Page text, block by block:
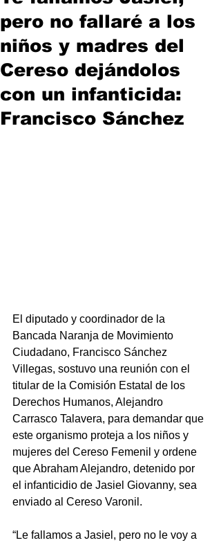
pero no fallaré a los
niños y madres del
Cereso dejándolos
con un infanticida:
Francisco Sánchez
El diputado y coordinador de la
Bancada Naranja de Movimiento
Ciudadano, Francisco Sánchez
Villegas, sostuvo una reunión con el
titular de la Comisión Estatal de los
Derechos Humanos, Alejandro
Carrasco Talavera, para demandar que
este organismo proteja a los niños y
mujeres del Cereso Femenil y ordene
que Abraham Alejandro, detenido por
el infanticidio de Jasiel Giovanny, sea
enviado al Cereso Varonil.
“Le fallamos a Jasiel, pero no le voy a